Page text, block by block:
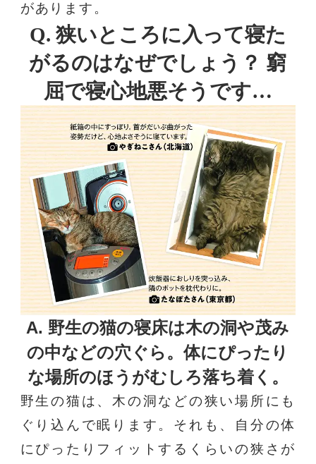
があります。
Q. 狭いところに入って寝た
がるのはなぜでしょう？ 窮
屈で寝心地悪そうです…
A. 野生の猫の寝床は木の洞や茂み
の中などの穴ぐら。体にぴったり
な場所のほうがむしろ落ち着く。
野生の猫は、木の洞などの狭い場所にも
ぐり込んで眠ります。それも、自分の体
にぴったりフィットするくらいの狭さが